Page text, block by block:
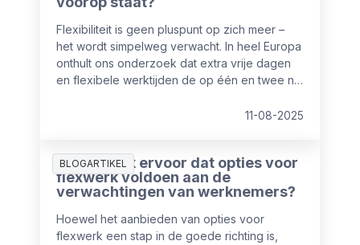
Flexibiliteit is geen pluspunt op zich meer –
het wordt simpelweg verwacht. In heel Europa
onthult ons onderzoek dat extra vrije dagen
en flexibele werktijden de op één en twee na
direct na salaris als hoogste prioriteit. Echter
werk/privé.
11-08-2025
BLOGARTIKEL
Hoe zorg ik ervoor dat opties voor
flexwerk voldoen aan de
verwachtingen van werknemers?
Hoewel het aanbieden van opties voor
flexwerk een stap in de goede richting is,